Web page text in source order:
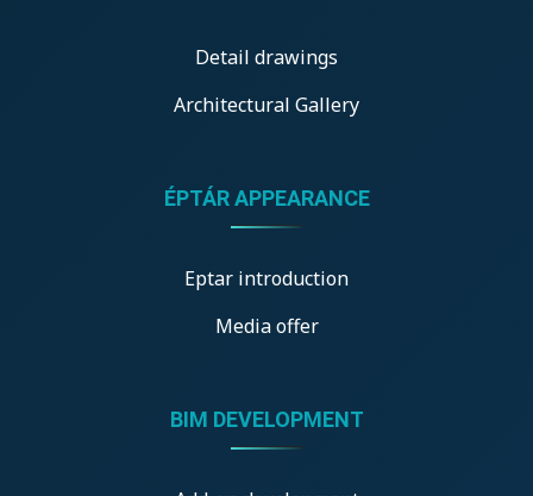
Detail drawings
Architectural Gallery
ÉPTÁR APPEARANCE
Eptar introduction
Media offer
BIM DEVELOPMENT